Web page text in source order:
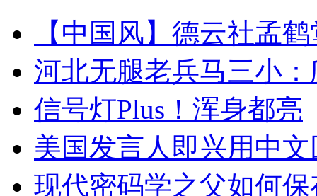
【中国风】德云社孟
河北无腿老兵马三小
信号灯Plus！浑身都亮
美国发言人即兴用中
现代密码学之父如何